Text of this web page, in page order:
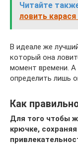
Читайте
ловить
В идеале же
который она
момент времени.
определить лишь
Как
Для того чтобы
крючке,